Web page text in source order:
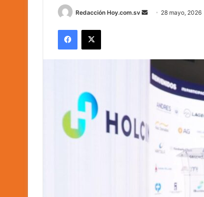
Redacción Hoy.com.sv
Send 28 mayo, 2026
Facebook
X